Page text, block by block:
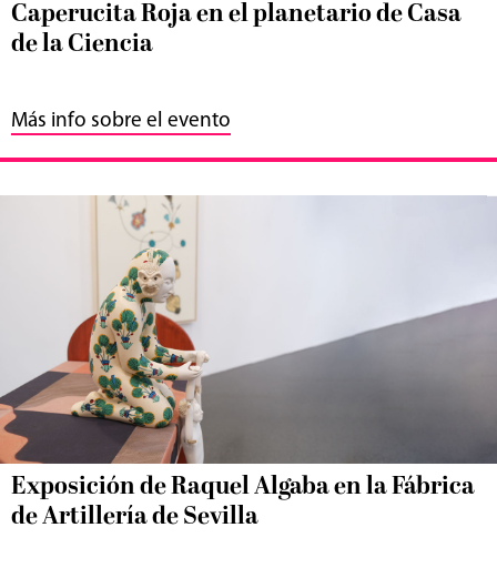
Caperucita Roja en el planetario de Casa
de la Ciencia
Más info sobre el evento
Exposición de Raquel Algaba en la Fábrica
de Artillería de Sevilla